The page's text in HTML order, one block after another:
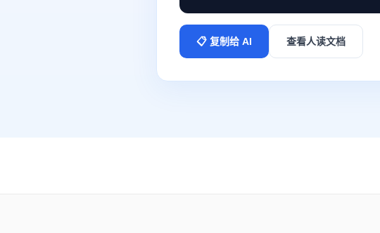
Decide based on output
b) Only PROJECT lines →
📋 复制给 AI 查看人读文档